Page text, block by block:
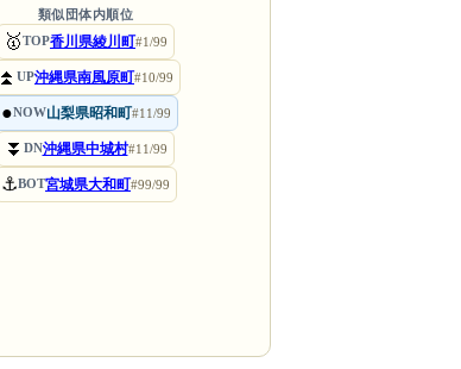
類似団体内順位
🥇TOP香川県綾川町#1/99
⏫ UP沖縄県南風原町#10/99
●NOW山梨県昭和町#11/99
⏬ DN沖縄県中城村#11/99
⚓BOT宮城県大和町#99/99